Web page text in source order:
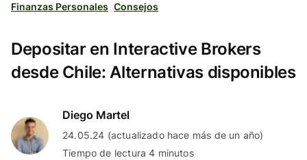
Finanzas Personales Consejos
Depositar en Interactive Brokers
desde Chile: Alternativas disponibles
Diego Martel
24.05.24 (actualizado hace más de un año)
Tiempo de lectura 4 minutos